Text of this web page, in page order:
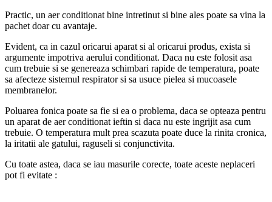
Practic, un aer conditionat bine intretinut si bine ales poate sa vina la
pachet doar cu avantaje.
Evident, ca in cazul oricarui aparat si al oricarui produs, exista si
argumente impotriva aerului conditionat. Daca nu este folosit asa
cum trebuie si se genereaza schimbari rapide de temperatura, poate
sa afecteze sistemul respirator si sa usuce pielea si mucoasele
membranelor.
Poluarea fonica poate sa fie si ea o problema, daca se opteaza pentru
un aparat de aer conditionat ieftin si daca nu este ingrijit asa cum
trebuie. O temperatura mult prea scazuta poate duce la rinita cronica,
la iritatii ale gatului, raguseli si conjunctivita.
Cu toate astea, daca se iau masurile corecte, toate aceste neplaceri
pot fi evitate :